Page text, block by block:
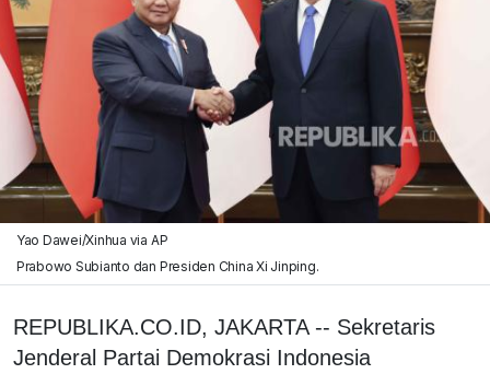
Yao Dawei/Xinhua via AP
Prabowo Subianto dan Presiden China Xi Jinping.
REPUBLIKA.CO.ID, JAKARTA -- Sekretaris
Jenderal Partai Demokrasi Indonesia